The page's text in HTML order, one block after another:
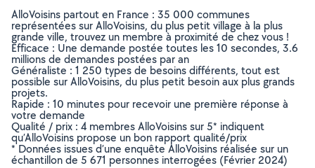
AlloVoisins partout en France : 35 000 communes
représentées sur AlloVoisins, du plus petit village à la plus
grande ville, trouvez un membre à proximité de chez vous !
Efficace : Une demande postée toutes les 10 secondes, 3.6
millions de demandes postées par an
Généraliste : 1 250 types de besoins différents, tout est
possible sur AlloVoisins, du plus petit besoin aux plus grands
projets.
Rapide : 10 minutes pour recevoir une première réponse à
votre demande
Qualité / prix : 4 membres AlloVoisins sur 5* indiquent
qu’AlloVoisins propose un bon rapport qualité/prix
* Données issues d’une enquête AlloVoisins réalisée sur un
échantillon de 5 671 personnes interrogées (Février 2024)